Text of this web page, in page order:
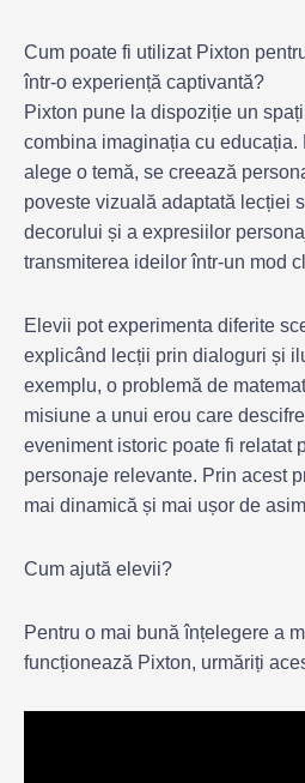
Cum poate fi utilizat Pixton
într-o experiență captivantă?
Pixton pune la dispoziție un
combina imaginația cu
alege o temă, se creează
poveste vizuală adaptată lecției
decorului și a expresiilor
transmiterea ideilor într-un mod
Elevii pot experimenta diferite
explicând lecții prin dialoguri și
exemplu, o problemă de
misiune a unui erou care
eveniment istoric poate fi relatat
personaje relevante. Prin acest
mai dinamică și mai ușor de
Cum ajută elevii?
Pentru o mai bună înțelegere a
funcționează Pixton, urmăriți